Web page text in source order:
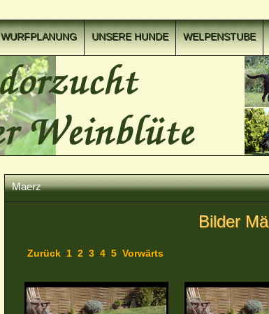
WURFPLANUNG UNSERE HUNDE WELPENSTUBE
Maerz
Bilder
Zurück 1 2 3 4 5 Vorwärts